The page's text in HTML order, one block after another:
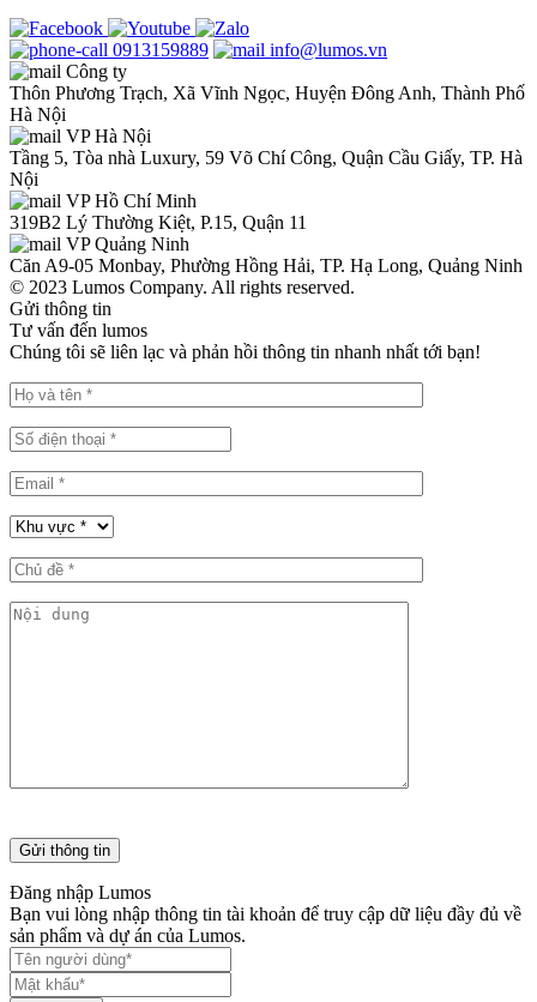
0913159889
info@lumos.vn
Công ty
Thôn Phương Trạch, Xã Vĩnh Ngọc, Huyện Đông Anh, Thành Phố
Hà Nội
VP Hà Nội
Tầng 5, Tòa nhà Luxury, 59 Võ Chí Công, Quận Cầu Giấy, TP. Hà
Nội
VP Hồ Chí Minh
319B2 Lý Thường Kiệt, P.15, Quận 11
VP Quảng Ninh
Căn A9-05 Monbay, Phường Hồng Hải, TP. Hạ Long, Quảng Ninh
© 2023 Lumos Company. All rights reserved.
Gửi thông tin
Tư vấn đến lumos
Chúng tôi sẽ liên lạc và phản hồi thông tin nhanh nhất tới bạn!
Đăng nhập Lumos
Bạn vui lòng nhập thông tin tài khoản để truy cập dữ liệu đầy đủ về
sản phẩm và dự án của Lumos.